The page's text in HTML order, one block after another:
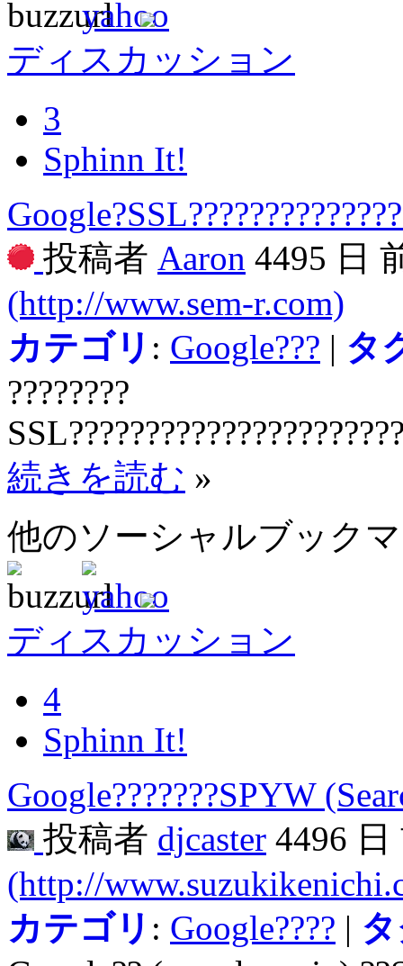
ディスカッション
3
Sphinn It!
投稿者 Aaron 4495 日
(http://www.sem-r.com)
カテゴリ : Google??? | タ
????????
続きを読む »
他のソーシャルブック
ディスカッション
4
Sphinn It!
Google???????SPYW
投稿者 djcaster 4496 日
(http://
カテゴリ : Google???? |